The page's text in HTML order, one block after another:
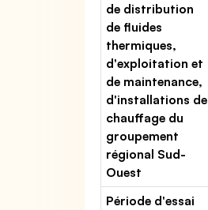
de distribution
de fluides
thermiques,
d'exploitation et
de maintenance,
d'installations de
chauffage du
groupement
régional Sud-
Ouest
Période d'essai